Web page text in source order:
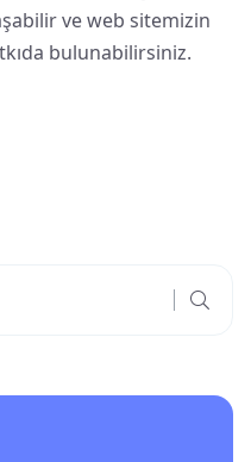
ve web sitemizin
bulunabilirsiniz.